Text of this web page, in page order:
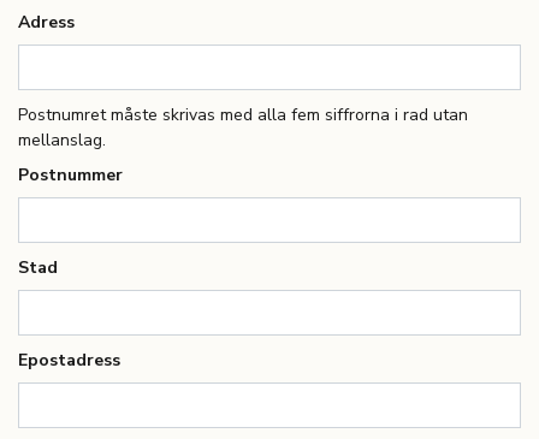
Adress
Postnumret måste skrivas med alla fem siffrorna i rad utan
mellanslag.
Postnummer
Stad
Epostadress